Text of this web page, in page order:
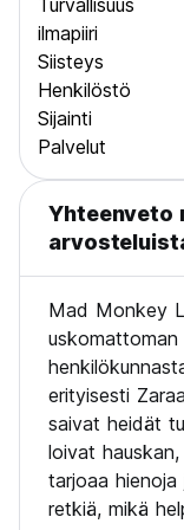
SIJAINTI
Mad Monkey
päässä kaupungin
jokimaisemia ja
MIKSI VALITA MAD
Mad Monkeyssa on
ihmisten kanssa ja
Yöpymällä meillä
autat tukemaan
Turvallisuus
ilmapiiri
Siisteys
Henkilöstö
Sijainti
Palvelut
Yhteenveto
Mad Monkey
erityisesti
saivat heidät
loivat hauskan,
tarjoaa
retkiä, mikä